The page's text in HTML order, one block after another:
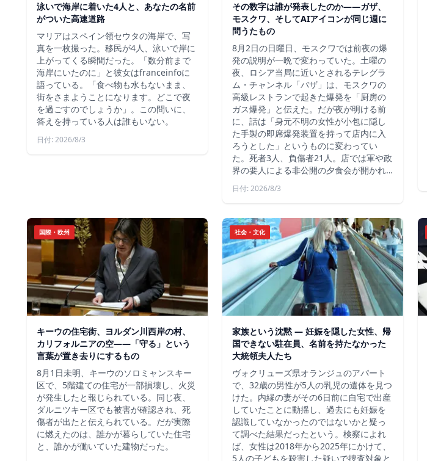
泳いで海岸に着いた4人と、あなたの名前
がついた高速道路
マリアはスペイン領セウタの海岸で、写
真を一枚撮った。移民が4人、泳いで岸に
上がってくる瞬間だった。「数分前まで
海岸にいたのに」と彼女はfranceinfoに
語っている。「食べ物も水もないまま、
街をさまようことになります。どこで夜
を過ごすのでしょうか」。この問いに、
答えを持っている人は誰もいない。
日付: 2026/8/3
その数字は誰が発表したのか——ガザ、
モスクワ、そしてAIアイコンが同じ週に
問うたもの
8月2日の日曜日、モスクワでは前夜の爆
発の説明が一晩で変わっていた。土曜の
夜、ロシア当局に近いとされるテレグラ
ム・チャンネル「バザ」は、モスクワの
高級レストランで起きた爆発を「厨房の
ガス爆発」と伝えた。だが夜が明ける前
に、話は「身元不明の女性が小包に隠し
た手製の即席爆発装置を持って店内に入
ろうとした」というものに変わってい
た。死者3人、負傷者21人。店では軍や政
界の要人による非公開の夕食会が開かれ…
日付: 2026/8/3
国際・欧州
キーウの住宅街、ヨルダン川西岸の村、
カリフォルニアの空——「守る」という
言葉が置き去りにするもの
8月1日未明、キーウのソロミャンスキー
区で、5階建ての住宅が一部損壊し、火災
が発生したと報じられている。同じ夜、
ダルニツキー区でも被害が確認され、死
傷者が出たと伝えられている。だが実際
に燃えたのは、誰かが暮らしていた住宅
と、誰かが働いていた建物だった。
社会・文化
家族という沈黙 ― 妊娠を隠した女性、帰
国できない駐在員、名前を持たなかった
大統領夫人たち
ヴォクリューズ県オランジュのアパート
で、32歳の男性が5人の乳児の遺体を見つ
けた。内縁の妻がその6日前に自宅で出産
していたことに動揺し、過去にも妊娠を
認識していなかったのではないかと疑っ
て調べた結果だったという。検察によれ
ば、女性は2018年から2025年にかけて、
5人の子どもを殺害した疑いで捜査対象と